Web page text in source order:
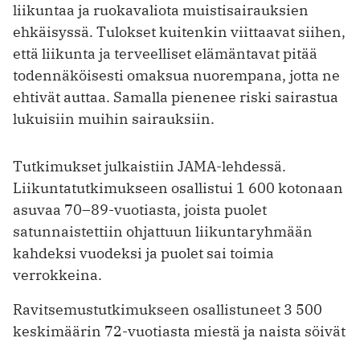
liikuntaa ja ruokavaliota muistisairauksien
ehkäisyssä. Tulokset kuitenkin viittaavat siihen,
että liikunta ja terveelliset elämäntavat pitää
todennäköisesti omaksua nuorempana, jotta ne
ehtivät auttaa. Samalla pienenee riski sairastua
lukuisiin muihin sairauksiin.
Tutkimukset julkaistiin JAMA-lehdessä.
Liikuntatutkimukseen osallistui 1 600 kotonaan
asuvaa 70–89-vuotiasta, joista puolet
satunnaistettiin ohjattuun liikuntaryhmään
kahdeksi vuodeksi ja puolet sai toimia
verrokkeina.
Ravitsemustutkimukseen osallistuneet 3 500
keskimäärin 72-vuotiasta miestä ja naista söivät